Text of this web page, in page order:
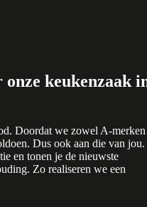
onze keukenzaak
Doordat we zowel A-merken
Dus ook aan die van jou.
en tonen je de nieuwste
Zo realiseren we een